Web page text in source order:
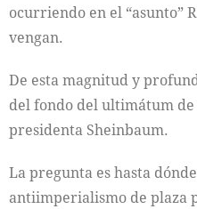
ocurriendo en el “asunto”
vengan.
De esta magnitud y
del fondo del ultimátum
presidenta Sheinbaum.
La pregunta es hasta
antiimperialismo de plaza